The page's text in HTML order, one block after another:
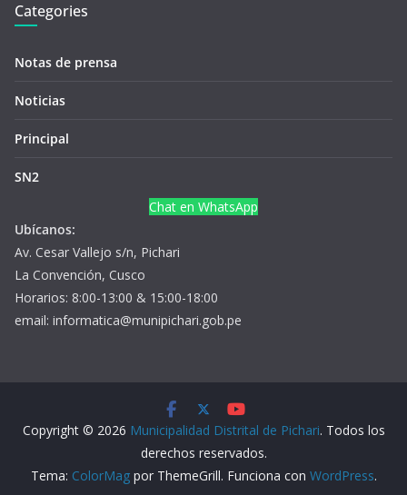
Categories
Notas de prensa
Noticias
Principal
SN2
Chat en WhatsApp
Ubícanos:
Av. Cesar Vallejo s/n, Pichari
La Convención, Cusco
Horarios: 8:00-13:00 & 15:00-18:00
email: informatica@munipichari.gob.pe
Copyright © 2026 Municipalidad Distrital de Pichari. Todos los
derechos reservados.
Tema: ColorMagpor ThemeGrill. Funciona con WordPress.